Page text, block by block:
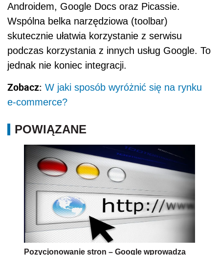
Androidem, Google Docs oraz Picassie.
Wspólna belka narzędziowa (toolbar)
skutecznie ułatwia korzystanie z serwisu
podczas korzystania z innych usług Google. To
jednak nie koniec integracji.
Zobacz: W jaki sposób wyróżnić się na rynku
e-commerce?
POWIĄZANE
Pozycjonowanie stron – Google wprowadza